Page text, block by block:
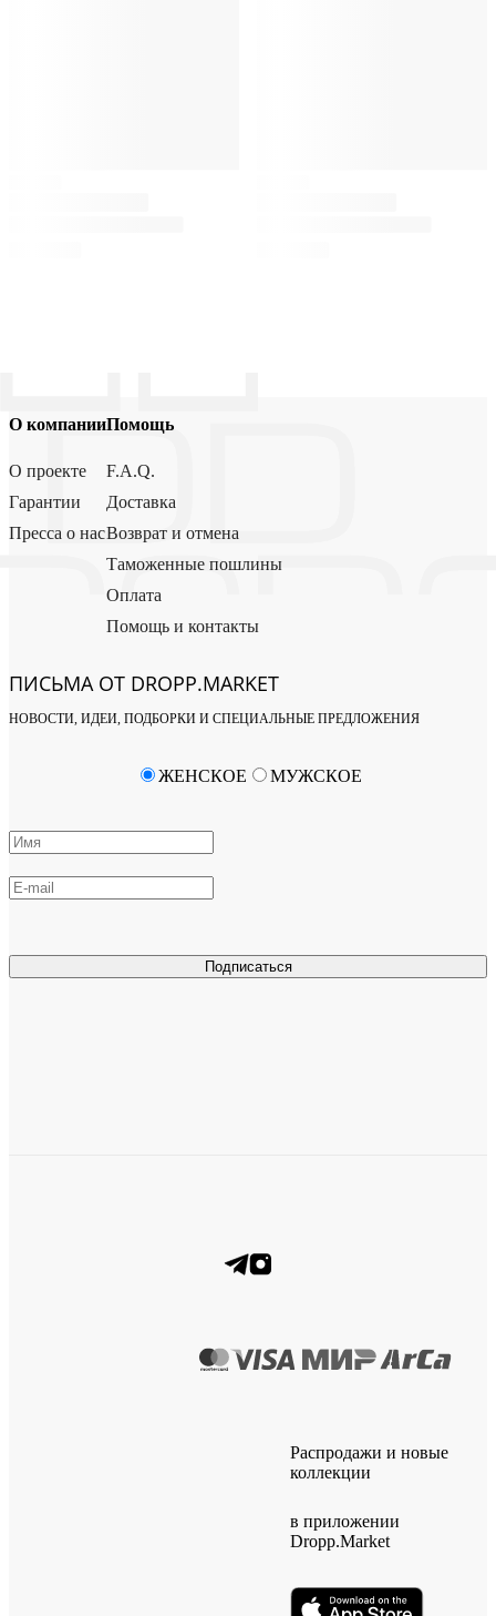
О компании
О проекте
Гарантии
Пресса о нас
Помощь
F.A.Q.
Доставка
Возврат и отмена
Таможенные пошлины
Оплата
Помощь и контакты
ПИСЬМА ОТ DROPP.MARKET
НОВОСТИ, ИДЕИ, ПОДБОРКИ И СПЕЦИАЛЬНЫЕ ПРЕДЛОЖЕНИЯ
Подписаться
ЖЕНСКОЕ МУЖСКОЕ
Распродажи и новые
коллекции
в приложении
Dropp.Market